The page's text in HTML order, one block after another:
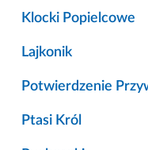
Klocki Popielcowe
Lajkonik
Potwierdzenie
Ptasi Król